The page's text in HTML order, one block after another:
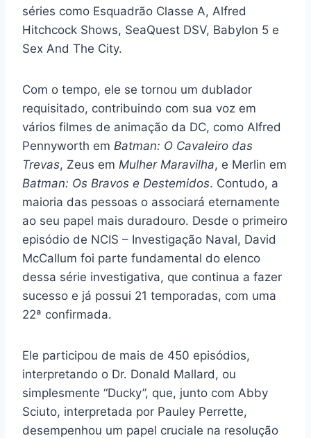
séries como Esquadrão Classe A, Alfred
Hitchcock Shows, SeaQuest DSV, Babylon 5 e
Sex And The City.
Com o tempo, ele se tornou um dublador
requisitado, contribuindo com sua voz em
vários filmes de animação da DC, como Alfred
Pennyworth em Batman: O Cavaleiro das
Trevas, Zeus em Mulher Maravilha, e Merlin em
Batman: Os Bravos e Destemidos. Contudo, a
maioria das pessoas o associará eternamente
ao seu papel mais duradouro. Desde o primeiro
episódio de NCIS – Investigação Naval, David
McCallum foi parte fundamental do elenco
dessa série investigativa, que continua a fazer
sucesso e já possui 21 temporadas, com uma
22ª confirmada.
Ele participou de mais de 450 episódios,
interpretando o Dr. Donald Mallard, ou
simplesmente “Ducky”, que, junto com Abby
Sciuto, interpretada por Pauley Perrette,
desempenhou um papel cruciale na resolução